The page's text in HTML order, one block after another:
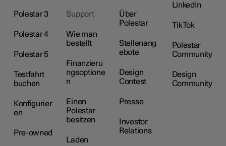
Polestar 3
Polestar 4
Polestar 5
Testfahrt
buchen
Konfigurier
en
Pre-owned
Support
Wie man
bestellt
Finanzieru
ngsoptione
n
Einen
Polestar
besitzen
Laden
Über
Polestar
Stellenang
ebote
Design
Contest
Presse
Investor
Relations
LinkedIn
TikTok
Polestar
Community
Design
Community